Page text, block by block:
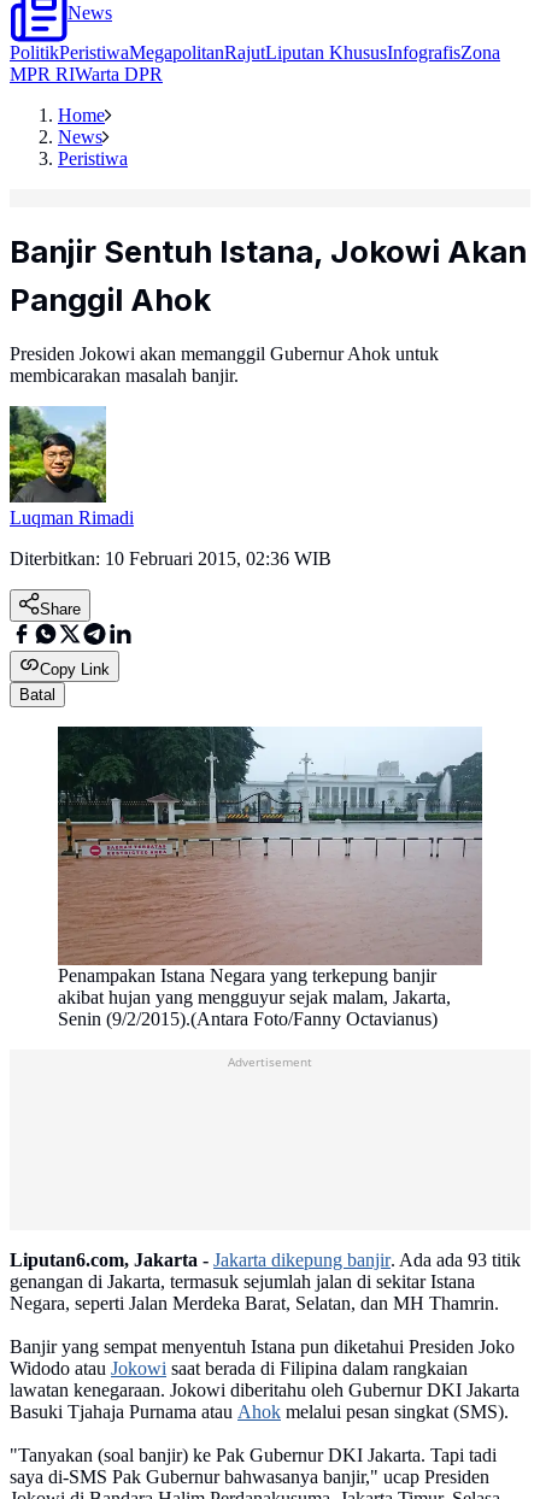
News
PolitikPeristiwaMegapolitanRajutLiputan KhususInfografisZona
MPR RIWarta DPR
Home
News
Peristiwa
Banjir Sentuh Istana, Jokowi Akan
Panggil Ahok
Presiden Jokowi akan memanggil Gubernur Ahok untuk
membicarakan masalah banjir.
Luqman Rimadi
Diterbitkan: 10 Februari 2015, 02:36 WIB
Share
Copy Link
Batal
Penampakan Istana Negara yang terkepung banjir
akibat hujan yang mengguyur sejak malam, Jakarta,
Senin (9/2/2015).(Antara Foto/Fanny Octavianus)
Advertisement
Liputan6.com, Jakarta - Jakarta dikepung banjir. Ada ada 93 titik
genangan di Jakarta, termasuk sejumlah jalan di sekitar Istana
Negara, seperti Jalan Merdeka Barat, Selatan, dan MH Thamrin.
Banjir yang sempat menyentuh Istana pun diketahui Presiden Joko
Widodo atau Jokowi saat berada di Filipina dalam rangkaian
lawatan kenegaraan. Jokowi diberitahu oleh Gubernur DKI Jakarta
Basuki Tjahaja Purnama atau Ahok melalui pesan singkat (SMS).
"Tanyakan (soal banjir) ke Pak Gubernur DKI Jakarta. Tapi tadi
saya di-SMS Pak Gubernur bahwasanya banjir," ucap Presiden